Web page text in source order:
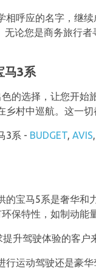
呼应的名字，继
论您是商务旅行
马3系
色的选择，让您开
村中巡航。这一
3系 - BUDGET, AVIS
宝马5系是奢华
保特性，如制动能
升驾驶体验的客户
运动驾驶还是豪